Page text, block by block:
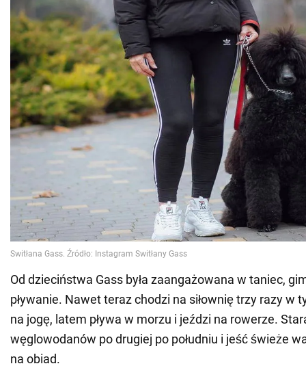
Od dzieciństwa Gass była zaangażowana w taniec,
pływanie. Nawet teraz chodzi na siłownię trzy razy w
na jogę, latem pływa w morzu i jeździ na rowerze.
węglowodanów po drugiej po południu i jeść świeże
na obiad.